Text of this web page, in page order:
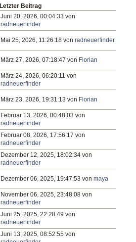
Letzter Beitrag
Juni 20, 2026, 00:04:33 von
radneuerfinder
Mai 25, 2026, 11:26:18 von radneuerfinder
März 27, 2026, 07:18:47 von Florian
März 24, 2026, 06:20:11 von
radneuerfinder
März 23, 2026, 19:31:13 von Florian
Februar 13, 2026, 00:48:03 von
radneuerfinder
Februar 08, 2026, 17:56:17 von
radneuerfinder
Dezember 12, 2025, 18:02:34 von
radneuerfinder
Dezember 06, 2025, 19:47:53 von maya
November 06, 2025, 23:48:08 von
radneuerfinder
Juni 25, 2025, 22:28:49 von
radneuerfinder
Juni 13, 2025, 08:52:55 von